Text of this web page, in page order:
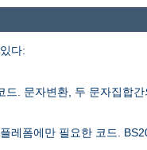
다:
드. 문자변환, 두 문자집합
레폼에만 필요한 코드.